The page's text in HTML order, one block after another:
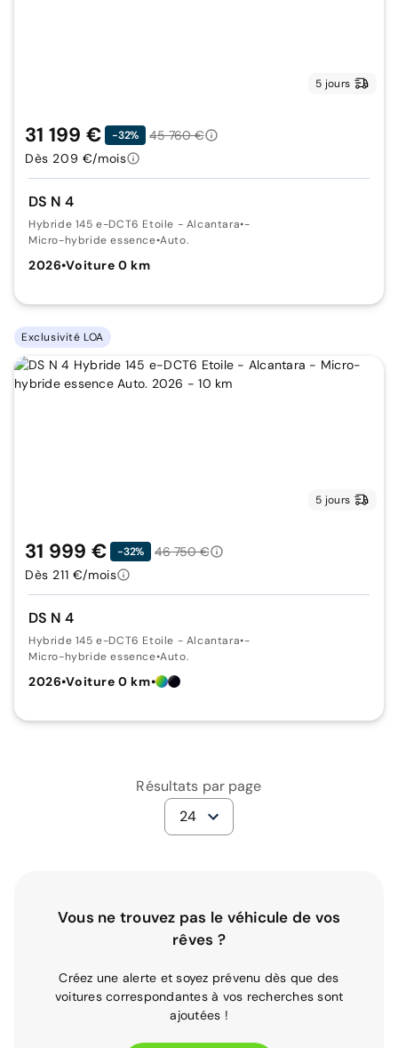
5 jours
DS N 4
Hybride 145 e-DCT6 Etoile - Alcantara•-
Micro-hybride essence•Auto.
2026•Voiture 0 km
31 199 € -32%
45 760 €
Dès 209 €/mois
Exclusivité LOA
5 jours
DS N 4
Hybride 145 e-DCT6 Etoile - Alcantara•-
Micro-hybride essence•Auto.
2026•Voiture 0 km•
31 999 € -32%
46 750 €
Dès 211 €/mois
Résultats par page
24
Vous ne trouvez pas le véhicule de vos
rêves ?
Créez une alerte et soyez prévenu dès que des
voitures correspondantes à vos recherches sont
ajoutées !